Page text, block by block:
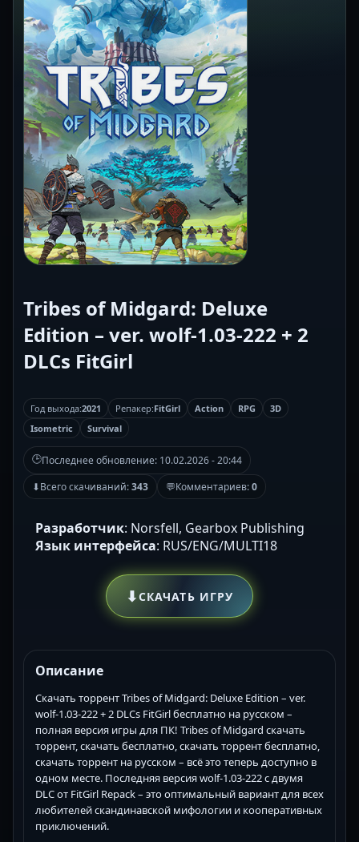
Tribes of Midgard: Deluxe
Edition – ver. wolf-1.03-222 + 2
DLCs FitGirl
Год выхода:2021 Репакер:FitGirl Action RPG
3D
Isometric
Survival
🕒Последнее обновление: 10.02.2026 - 20:44
⬇Всего скачиваний:343 💬Комментариев:0
Разработчик: Norsfell, Gearbox Publishing
Язык интерфейса: RUS/ENG/MULTI18
⬇СКАЧАТЬ ИГРУ
Описание
Скачать торрент Tribes of Midgard: Deluxe Edition – ver.
wolf-1.03-222 + 2 DLCs FitGirl бесплатно на русском –
полная версия игры для ПК! Tribes of Midgard скачать
торрент, скачать бесплатно, скачать торрент бесплатно,
скачать торрент на русском – всё это теперь доступно в
одном месте. Последняя версия wolf-1.03-222 с двумя
DLC от FitGirl Repack – это оптимальный вариант для всех
любителей скандинавской мифологии и кооперативных
приключений.